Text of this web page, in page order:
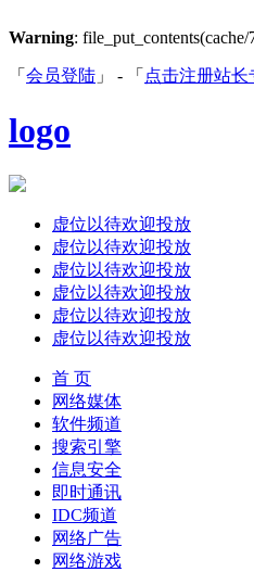
Warning:
「 会员登陆 」 - 「 点击注册站长
logo
虚位以待欢迎投放
虚位以待欢迎投放
虚位以待欢迎投放
虚位以待欢迎投放
虚位以待欢迎投放
虚位以待欢迎投放
首 页
网络媒体
软件频道
搜索引擎
信息安全
即时通讯
IDC频道
网络广告
网络游戏